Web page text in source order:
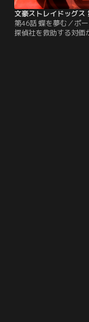
文豪ストレイドッグ
第46話 蝶を夢む／ポ
探偵社を救助する対価
の移籍」であると聞き
の使用を許可すると
は勝算のある方に与